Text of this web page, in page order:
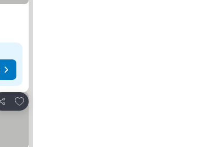
Condividi
Aggiungi ai preferiti